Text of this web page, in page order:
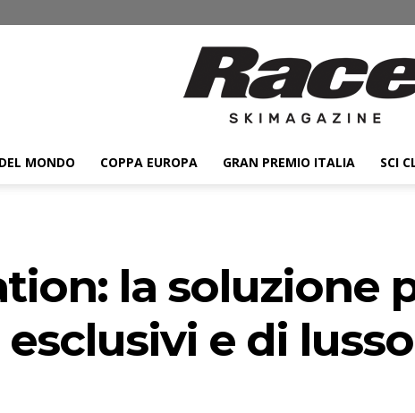
ski
MONDO COPPA EUROPA GRAN PREMIO ITALIA SCI
la soluzione
e di lusso